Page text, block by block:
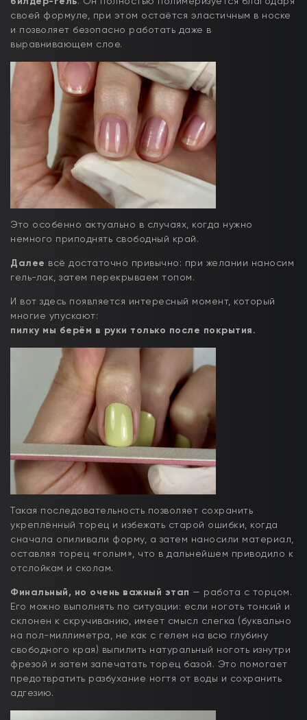
своей формуле, при этом остаётся эластичным в носке
и позволяет безопасно работать даже в
выравнивающем слое.
Это особенно актуально в случаях, когда нужно
немного приподнять свободный край.
Далее всё достаточно привычно: при желании наносим
гель-лак, затем перекрываем топом.
И вот здесь появляется интересный момент, который
многие упускают:
пилку мы берём в руки только после покрытия.
Такая последовательность позволяет сохранить
укреплённый торец и избежать старой ошибки, когда
сначала опиливали форму, а затем наносили материал,
оставляя торец «голым», что в дальнейшем приводило к
отслойкам и сколам.
Финальный, но очень важный этап — работа с торцом.
Его можно выполнять по ситуации: если ноготь тонкий и
склонен к скручиванию, имеет смысл слегка (буквально
на пол-миллиметра, не как с гелем на всю глубину
свободного края) выпилить натуральный ноготь изнутри
фрезой и затем запечатать торец базой. Это помогает
предотвратить разбухание ногтя от воды и сохранить
адгезию.